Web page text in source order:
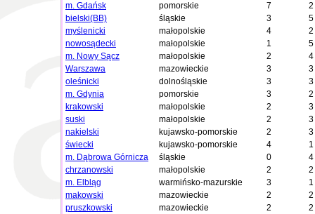
m. Gdańsk
pomorskie 7
2
bielski(BB)
śląskie 3
5
myślenicki
małopolskie 4
2
nowosądecki
małopolskie 1
5
m. Nowy Sącz
małopolskie 2
4
Warszawa
mazowieckie 3
3
oleśnicki
dolnośląskie 3
3
m. Gdynia
pomorskie 3
2
krakowski
małopolskie 2
3
suski
małopolskie 2
3
nakielski
kujawsko-pomorskie 2
3
świecki
kujawsko-pomorskie 4
1
m. Dąbrowa Górnicza
śląskie 0
4
chrzanowski
małopolskie 2
2
m. Elbląg
warmińsko-mazurskie 3
1
makowski
mazowieckie 2
2
pruszkowski
mazowieckie 2
2